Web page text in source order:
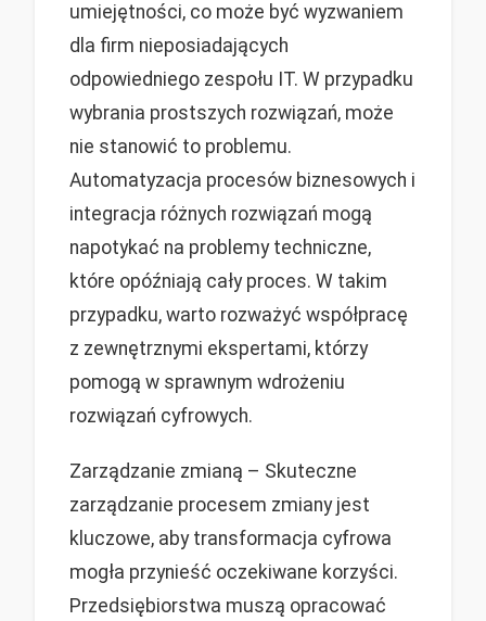
umiejętności, co może być wyzwaniem
dla firm nieposiadających
odpowiedniego zespołu IT. W przypadku
wybrania prostszych rozwiązań, może
nie stanowić to problemu.
Automatyzacja procesów biznesowych i
integracja różnych rozwiązań mogą
napotykać na problemy techniczne,
które opóźniają cały proces. W takim
przypadku, warto rozważyć współpracę
z zewnętrznymi ekspertami, którzy
pomogą w sprawnym wdrożeniu
rozwiązań cyfrowych.
Zarządzanie zmianą – Skuteczne
zarządzanie procesem zmiany jest
kluczowe, aby transformacja cyfrowa
mogła przynieść oczekiwane korzyści.
Przedsiębiorstwa muszą opracować